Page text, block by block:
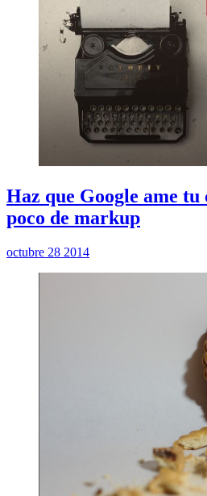
Haz que Google ame
poco de markup
octubre 28 2014